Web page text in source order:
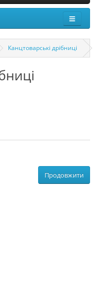
Канцтоварські дрібниці
Продовжити